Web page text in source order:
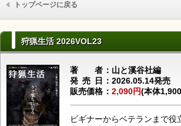
トップページに戻る
狩猟生活 2026VOL23
著者山と溪谷社編
発売日 2026.05.14発売
販売価格
2,090円(本体
ビギナーからベテランまで役